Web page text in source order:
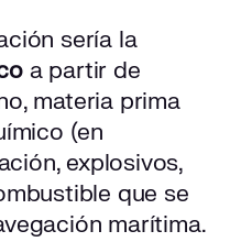
sería la
a partir de
materia prima
(en
explosivos,
que se
marítima.